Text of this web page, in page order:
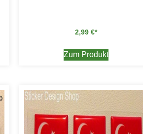
2,99 €
Zum Produkt